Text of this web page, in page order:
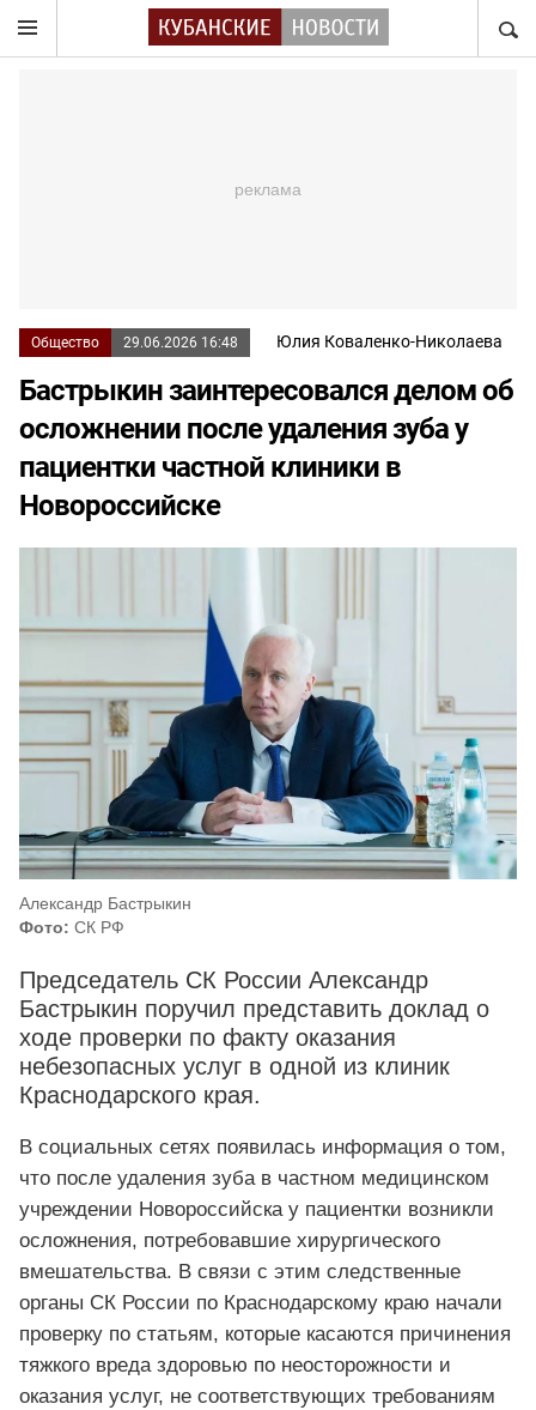
Общество 29.06.2026 16:48 Юлия Коваленко-Николаева
Бастрыкин заинтересовался делом об
осложнении после удаления зуба у
пациентки частной клиники в
Новороссийске
Александр Бастрыкин
Фото: СК РФ
Председатель СК России Александр
Бастрыкин поручил представить доклад о
ходе проверки по факту оказания
небезопасных услуг в одной из клиник
Краснодарского края.
В социальных сетях появилась информация о том,
что после удаления зуба в частном медицинском
учреждении Новороссийска у пациентки возникли
осложнения, потребовавшие хирургического
вмешательства. В связи с этим следственные
органы СК России по Краснодарскому краю начали
проверку по статьям, которые касаются причинения
тяжкого вреда здоровью по неосторожности и
оказания услуг, не соответствующих требованиям